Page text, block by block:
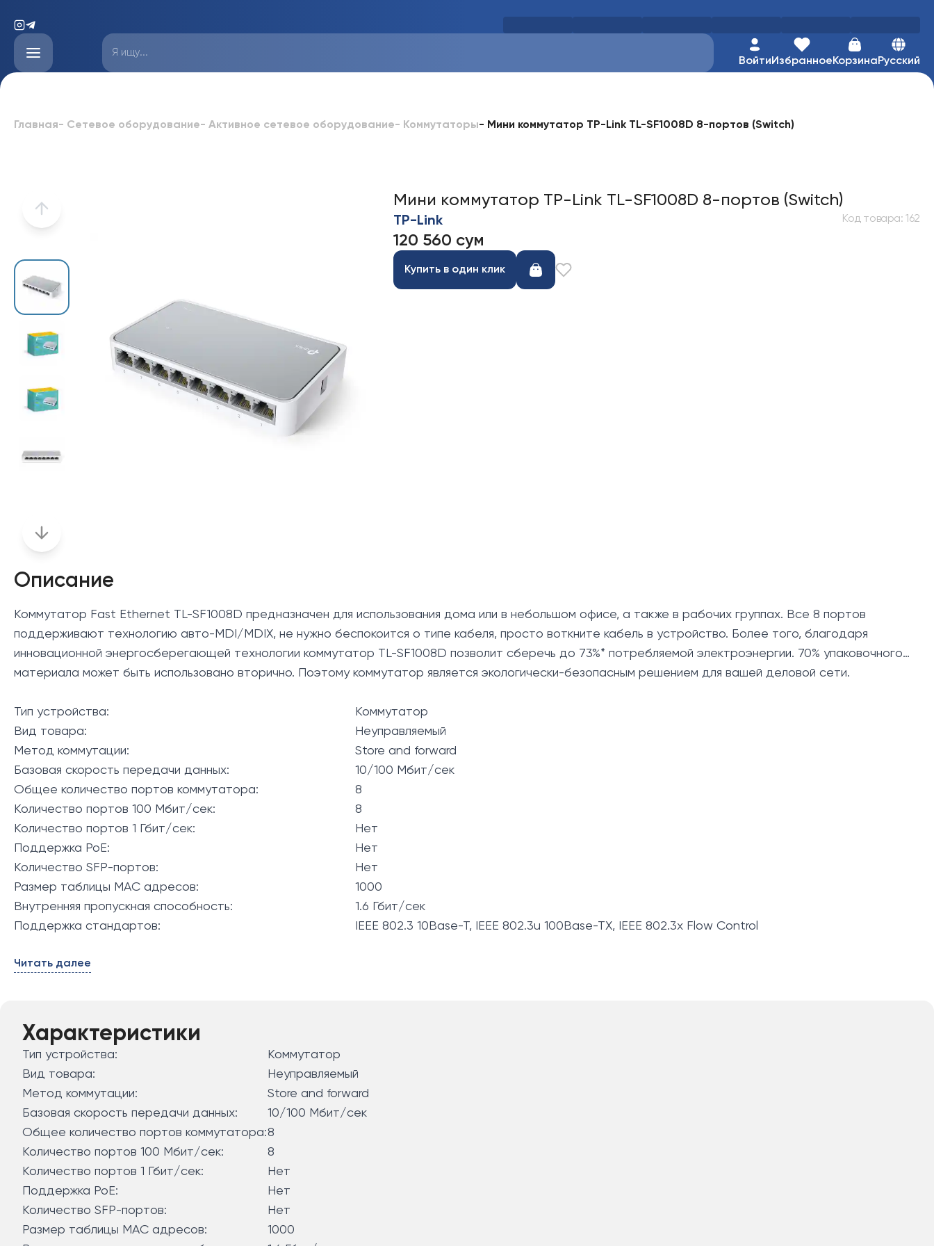
ВойтиИзбранноеКорзинаРусский
Главная- Сетевое оборудование- Активное сетевое оборудование- Коммутаторы- Мини коммутатор TP-Link TL-SF1008D 8-портов (Switch)
Мини коммутатор TP-Link TL-SF1008D 8-портов (Switch)
TP-Link Код товара:162
120 560 сум
Купить в один клик
Описание
Коммутатор Fast Ethernet TL-SF1008D предназначен для использования дома или в небольшом офисе, а также в рабочих группах. Все 8 портов
поддерживают технологию авто-MDI/MDIX, не нужно беспокоится о типе кабеля, просто воткните кабель в устройство. Более того, благодаря
инновационной энергосберегающей технологии коммутатор TL-SF1008D позволит сберечь до 73%* потребляемой электроэнергии. 70% упаковочного
материала может быть использовано вторично. Поэтому коммутатор является экологически-безопасным решением для вашей деловой сети.
Тип устройства:
Коммутатор
Вид товара:
Неуправляемый
Метод коммутации:
Store and forward
Базовая скорость передачи данных:
10/100 Мбит/сек
Общее количество портов коммутатора:
8
Количество портов 100 Мбит/сек:
8
Количество портов 1 Гбит/сек:
Нет
Поддержка PoE:
Нет
Количество SFP-портов:
Нет
Размер таблицы МАС адресов:
1000
Внутренняя пропускная способность:
1.6 Гбит/сек
Поддержка стандартов:
IEEE 802.3 10Base-T, IEEE 802.3u 100Base-TX, IEEE 802.3x Flow Control
Читать далее
Характеристики
Тип устройства:
Коммутатор
Вид товара:
Неуправляемый
Метод коммутации:
Store and forward
Базовая скорость передачи данных:
10/100 Мбит/сек
Общее количество портов коммутатора:8
Количество портов 100 Мбит/сек:
8
Количество портов 1 Гбит/сек:
Нет
Поддержка PoE:
Нет
Количество SFP-портов:
Нет
Размер таблицы МАС адресов:
1000